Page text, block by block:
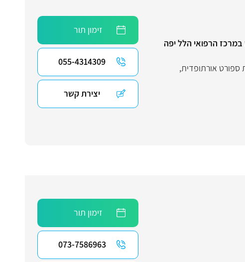
הרפואי הלל יפה
ספורט אורתופדית,
זימון תור
055-4314309
יצירת קשר
זימון תור
073-7586963